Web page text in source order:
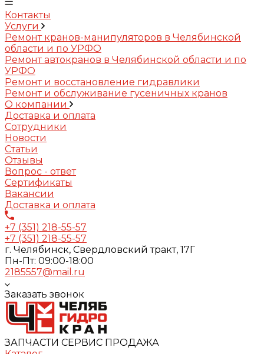
Контакты
Услуги
Ремонт кранов-манипуляторов в Челябинской
области и по УРФО
Ремонт автокранов в Челябинской области и по
УРФО
Ремонт и восстановление гидравлики
Ремонт и обслуживание гусеничных кранов
О компании
Доставка и оплата
Сотрудники
Новости
Статьи
Отзывы
Вопрос - ответ
Сертификаты
Вакансии
Доставка и оплата
+7 (351) 218-55-57
+7 (351) 218-55-57
г. Челябинск, Свердловский тракт, 17Г
Пн-Пт: 09:00-18:00
2185557@mail.ru
Заказать звонок
ЗАПЧАСТИ СЕРВИС ПРОДАЖА